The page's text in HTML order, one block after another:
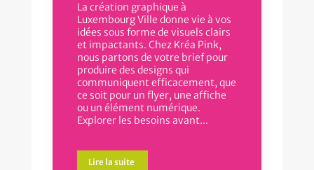
La création graphique à
Luxembourg Ville donne vie à vos
idées sous forme de visuels clairs
et impactants. Chez Kréa Pink,
nous partons de votre brief pour
produire des designs qui
communiquent efficacement, que
ce soit pour un flyer, une affiche
ou un élément numérique.
Explorer les besoins avant...
Lire la suite